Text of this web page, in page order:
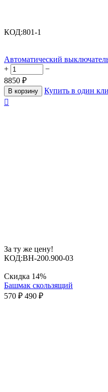
КОД:801-1
Автоматический
+
−
8850 ₽
В корзину
Купить в один

За ту же цену!
КОД:BH-200.900-03
Скидка 14%
Башмак скользящий
570 ₽ 490 ₽